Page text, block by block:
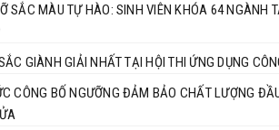
SẮC MÀU TỰ HÀO: SINH VIÊN KHÓA 64 NGÀNH
GIÀNH GIẢI NHẤT TẠI HỘI THI ỨNG DỤNG
CÔNG BỐ NGƯỠNG ĐẢM BẢO CHẤT LƯỢNG